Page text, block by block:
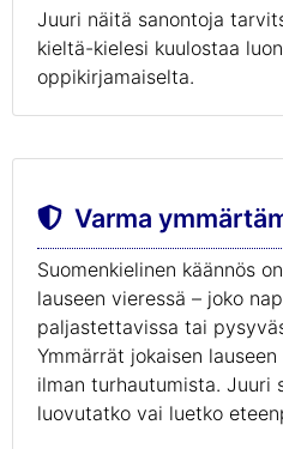
Juuri näitä sanontoja
kieltä-kielesi kuulostaa
oppikirjamaiselta.
Varma
Suomenkielinen käännös
lauseen vieressä – joko
paljastettavissa tai
Ymmärrät jokaisen
ilman turhautumista. Juuri
luovutatko vai luetko